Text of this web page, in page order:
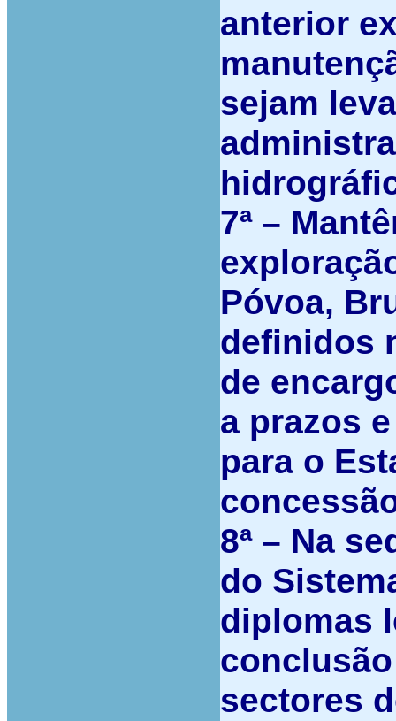
anterior
sejam
7ª –
Póvoa,
definidos
de
a prazos
para o
8ª – Na
do
diplomas
sectores